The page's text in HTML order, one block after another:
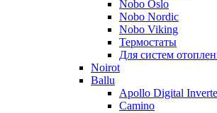
Nobo Oslo
Nobo Nordic
Nobo Viking
Термостаты
Для систем
Noirot
Ballu
Apollo Digital
Camino